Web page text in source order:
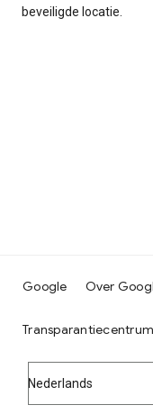
beveiligde locatie.
Google Over
Transparantiecentrum
Nederlands